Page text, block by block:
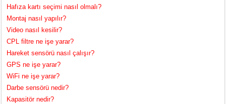
Hafıza kartı seçimi nasıl olmalı?
Montaj nasıl yapılır?
Video nasıl kesilir?
CPL filtre ne işe yarar?
Hareket sensörü nasıl çalışır?
GPS ne işe yarar?
WiFi ne işe yarar?
Darbe sensörü nedir?
Kapasitör nedir?